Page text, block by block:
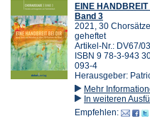
EINE
Band 3
2021, 30
geheftet
Artikel-Nr.: DV67/03
ISBN 9 78-3-943
093-4
Herausgeber:
Mehr
In weiteren
Empfehlen: